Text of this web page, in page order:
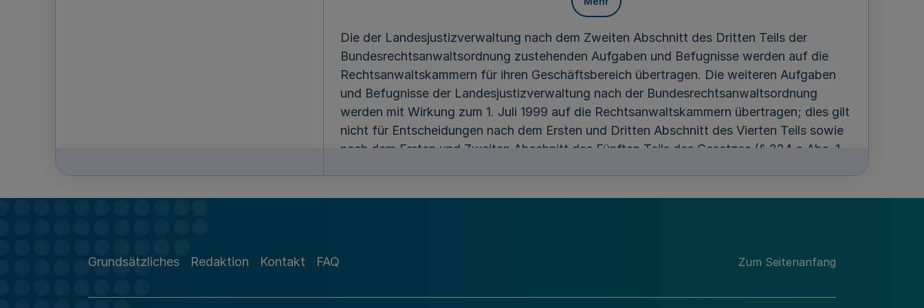
Die der Landesjustizverwaltung nach dem Zweiten Abschnitt des Dritten Teils der
Bundesrechtsanwaltsordnung zustehenden Aufgaben und Befugnisse werden auf die
Rechtsanwaltskammern für ihren Geschäftsbereich übertragen. Die weiteren Aufgaben
und Befugnisse der Landesjustizverwaltung nach der Bundesrechtsanwaltsordnung
werden mit Wirkung zum 1. Juli 1999 auf die Rechtsanwaltskammern übertragen; dies gilt
nicht für Entscheidungen nach dem Ersten und Dritten Abschnitt des Vierten Teils sowie
nach dem Ersten und Zweiten Abschnitt des Fünften Teils des Gesetzes (§ 224 a Abs. 1
§ 2
Auf die Präsidentinnen und Präsidenten der Oberlandesgerichte werden für den Bezirk
übertragen:
Grundsätzliches Redaktion Kontakt FAQ Zum Seitenanfang